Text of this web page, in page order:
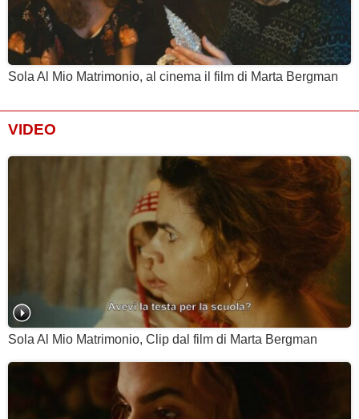
Sola Al Mio Matrimonio, al cinema il film di Marta Bergman
VIDEO
Sola Al Mio Matrimonio, Clip dal film di Marta Bergman